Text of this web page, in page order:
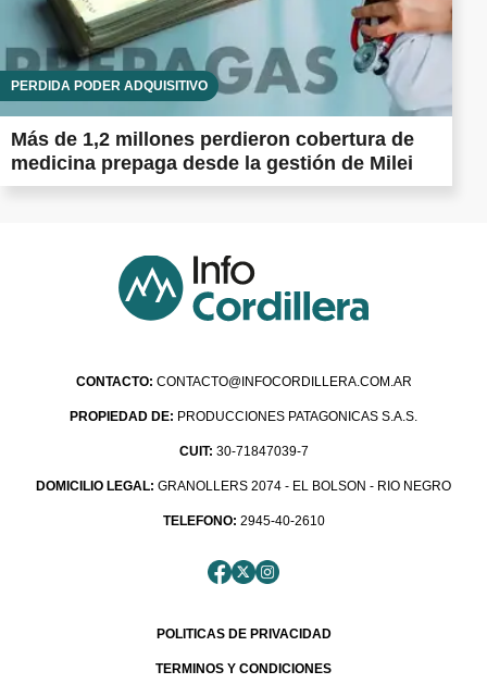
PÉRDIDA PODER ADQUISITIVO
Más de 1,2 millones perdieron cobertura de
medicina prepaga desde la gestión de Milei
CONTACTO: CONTACTO@INFOCORDILLERA.COM.AR
PROPIEDAD DE: PRODUCCIONES PATAGONICAS S.A.S.
CUIT: 30-71847039-7
DOMICILIO LEGAL: GRANOLLERS 2074 - EL BOLSON - RIO NEGRO
TELEFONO: 2945-40-2610
POLITICAS DE PRIVACIDAD
TERMINOS Y CONDICIONES